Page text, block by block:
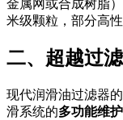
金属网或合成树脂
米级颗粒，部分高
二、超越过
现代润滑油过滤器
滑系统的多功能维